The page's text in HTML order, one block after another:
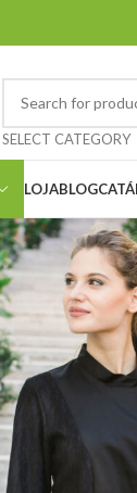
SELECT CATEGORY
LOJABLOG